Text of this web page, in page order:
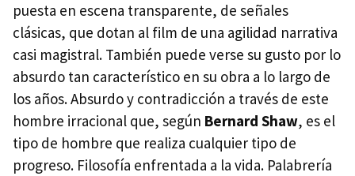
puesta en escena transparente, de señales
clásicas, que dotan al film de una agilidad narrativa
casi magistral. También puede verse su gusto por lo
absurdo tan característico en su obra a lo largo de
los años. Absurdo y contradicción a través de este
hombre irracional que, según Bernard Shaw, es el
tipo de hombre que realiza cualquier tipo de
progreso. Filosofía enfrentada a la vida. Palabrería